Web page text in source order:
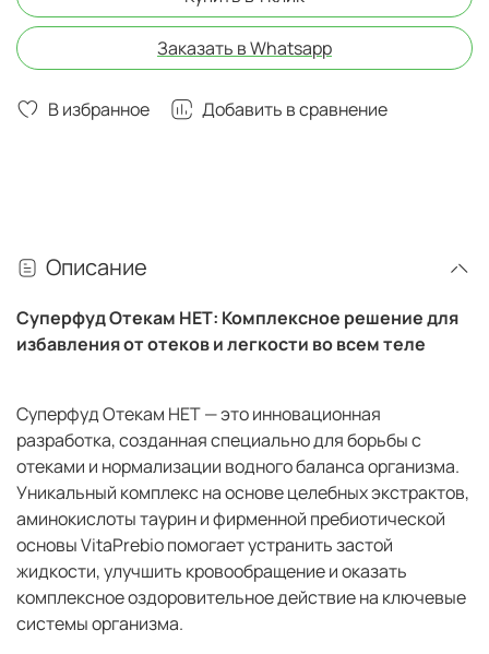
В избранное Добавить в сравнение
Заказать в Whatsapp
Описание
Суперфуд Отекам НЕТ: Комплексное решение для
избавления от отеков и легкости во всем теле
Суперфуд Отекам НЕТ — это инновационная
разработка, созданная специально для борьбы с
отеками и нормализации водного баланса организма.
Уникальный комплекс на основе целебных экстрактов,
аминокислоты таурин и фирменной пребиотической
основы VitaPrebio помогает устранить застой
жидкости, улучшить кровообращение и оказать
комплексное оздоровительное действие на ключевые
системы организма.